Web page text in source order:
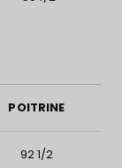
POITRINE
92 1/2